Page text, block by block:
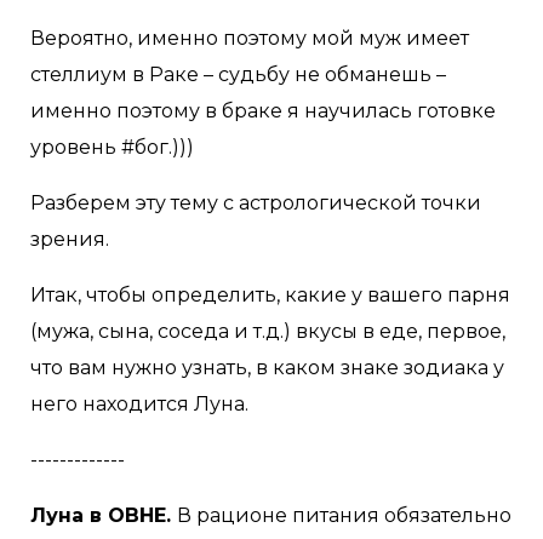
Вероятно, именно поэтому мой муж имеет
стеллиум в Раке – судьбу не обманешь –
именно поэтому в браке я научилась готовке
уровень #бог.)))
Разберем эту тему с астрологической точки
зрения.
Итак, чтобы определить, какие у вашего парня
(мужа, сына, соседа и т.д.) вкусы в еде, первое,
что вам нужно узнать, в каком знаке зодиака у
него находится Луна.
-------------
Луна в ОВНЕ. В рационе питания обязательно